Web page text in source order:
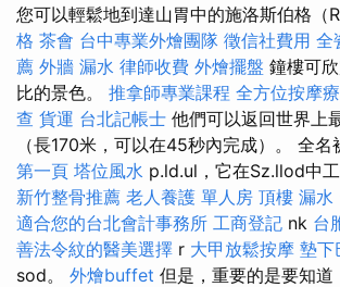
您可以輕鬆地到達山胃中的施洛斯伯格（
格 茶會 台中專業外燴團隊 徵信社費用 全
薦 外牆 漏水 律師收費 外燴擺盤 鐘樓可
比的景色。 推拿師專業課程 全方位按摩
查 貨運 台北記帳士 他們可以返回世界上
（長170米，可以在45秒內完成）。 全名
第一頁 塔位風水 p.ld.ul，它在Sz.llod中
新竹整骨推薦 老人養護 單人房 頂樓 漏水
適合您的台北會計事務所 工商登記 nk 台
善法令紋的醫美選擇 r 大甲放鬆按摩 墊下
sod。 外燴buffet 但是，重要的是要知道